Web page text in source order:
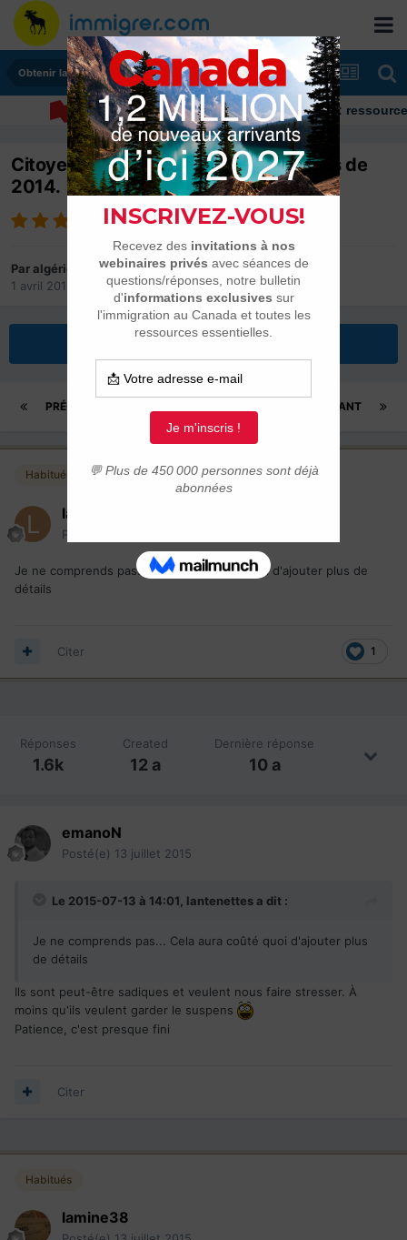
Obtenir la citoyenneté
Immigrer au Canada: ressources et
Citoyenneté et délais pour les dossiers de
2014.
Paralgérie16
1 avril 2014
dansObtenir la citoyenneté
PRÉCÉDENT SUIVANT
Habitués
lantenettes
Posté(e)
Je ne comprends pas... Cela aura coûté quoi d'ajouter plus de
détails
1
Citer
Réponses
1.6k
Created
12 a
Dernière réponse
10 a
emanoN
Posté(e) 13 juillet 2015
Le 2015-07-13 à 14:01, lantenettes a dit :
Je ne comprends pas... Cela aura coûté quoi d'ajouter plus
de détails
Ils sont peut-être sadiques et veulent nous faire stresser. À
moins qu'ils veulent garder le suspens
Patience, c'est presque fini
Citer
Habitués
lamine38